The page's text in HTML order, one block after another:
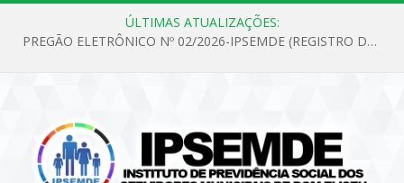
ÚLTIMAS ATUALIZAÇÕES:
PREGÃO ELETRÔNICO Nº 02/2026-IPSEMDE (REGISTRO DE PREÇOS PARA FUTURA E EVENTUAL AQUISIÇÃO DE MATERIAL DE LIMPEZA E GÊNEROS ALIMENTÍCIOS PARA ATENDER AS NECESSIDADES DO INSTITUTO DE PREVIDÊNCIA SOCIAL DOS SERVIDORES MUNICIPAIS DE DOM ELISEU.)